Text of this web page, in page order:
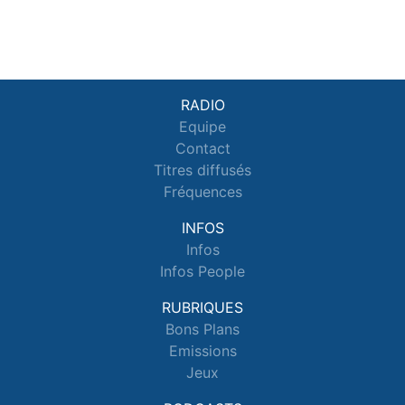
RADIO
Equipe
Contact
Titres diffusés
Fréquences
INFOS
Infos
Infos People
RUBRIQUES
Bons Plans
Emissions
Jeux